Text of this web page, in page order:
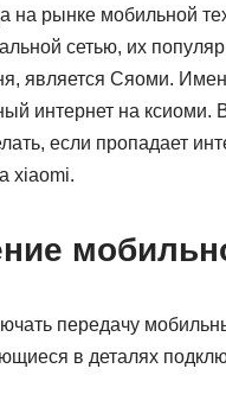
на рынке мобильной
сетью, их
является Сяоми.
интернет на ксиоми.
если пропадает
xiaomi.
передачу
в деталях